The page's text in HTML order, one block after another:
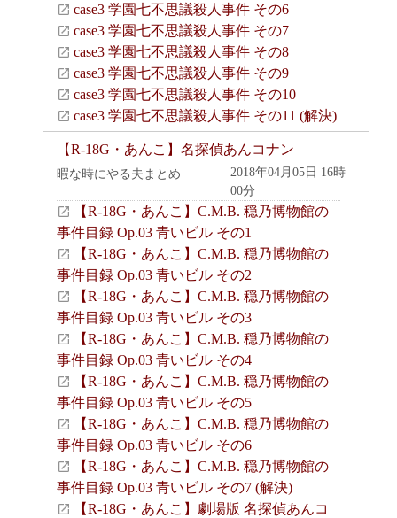
case3 学園七不思議殺人事件 その6
case3 学園七不思議殺人事件 その7
case3 学園七不思議殺人事件 その8
case3 学園七不思議殺人事件 その9
case3 学園七不思議殺人事件 その10
case3 学園七不思議殺人事件 その11 (解決)
【R-18G・あんこ】名探偵あんコナン
暇な時にやる夫まとめ
2018年04月05日 16時
00分
【R-18G・あんこ】C.M.B. 穏乃博物館の
事件目録 Op.03 青いビル その1
【R-18G・あんこ】C.M.B. 穏乃博物館の
事件目録 Op.03 青いビル その2
【R-18G・あんこ】C.M.B. 穏乃博物館の
事件目録 Op.03 青いビル その3
【R-18G・あんこ】C.M.B. 穏乃博物館の
事件目録 Op.03 青いビル その4
【R-18G・あんこ】C.M.B. 穏乃博物館の
事件目録 Op.03 青いビル その5
【R-18G・あんこ】C.M.B. 穏乃博物館の
事件目録 Op.03 青いビル その6
【R-18G・あんこ】C.M.B. 穏乃博物館の
事件目録 Op.03 青いビル その7 (解決)
【R-18G・あんこ】劇場版 名探偵あんコ